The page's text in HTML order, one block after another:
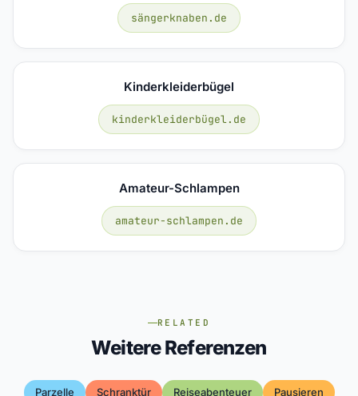
sängerknaben.de
Kinderkleiderbügel
kinderkleiderbügel.de
Amateur-Schlampen
amateur-schlampen.de
RELATED
Weitere Referenzen
Parzelle Schranktür Reiseabenteuer Pausieren